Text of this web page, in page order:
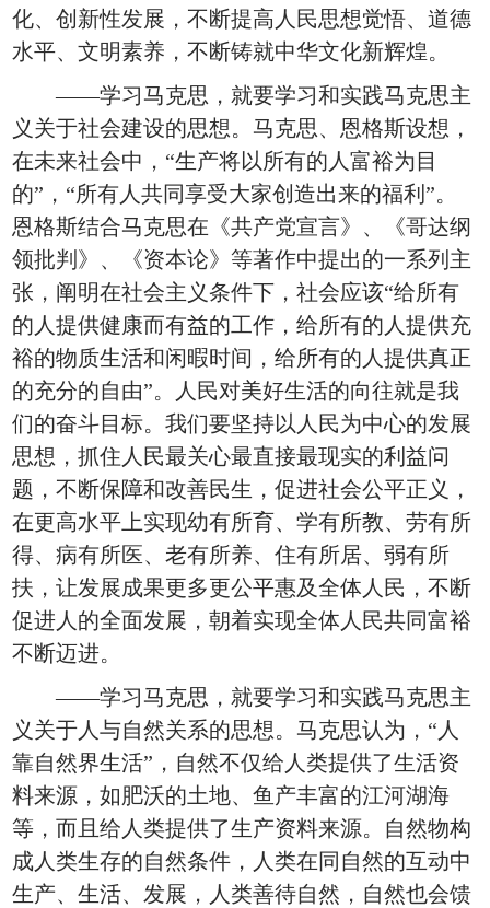
化、创新性发展，不断提高人民思想觉悟、道德
水平、文明素养，不断铸就中华文化新辉煌。
——学习马克思，就要学习和实践马克思主
义关于社会建设的思想。马克思、恩格斯设想，
在未来社会中，“生产将以所有的人富裕为目
的”，“所有人共同享受大家创造出来的福利”。
恩格斯结合马克思在《共产党宣言》、《哥达纲
领批判》、《资本论》等著作中提出的一系列主
张，阐明在社会主义条件下，社会应该“给所有
的人提供健康而有益的工作，给所有的人提供充
裕的物质生活和闲暇时间，给所有的人提供真正
的充分的自由”。人民对美好生活的向往就是我
们的奋斗目标。我们要坚持以人民为中心的发展
思想，抓住人民最关心最直接最现实的利益问
题，不断保障和改善民生，促进社会公平正义，
在更高水平上实现幼有所育、学有所教、劳有所
得、病有所医、老有所养、住有所居、弱有所
扶，让发展成果更多更公平惠及全体人民，不断
促进人的全面发展，朝着实现全体人民共同富裕
不断迈进。
——学习马克思，就要学习和实践马克思主
义关于人与自然关系的思想。马克思认为，“人
靠自然界生活”，自然不仅给人类提供了生活资
料来源，如肥沃的土地、鱼产丰富的江河湖海
等，而且给人类提供了生产资料来源。自然物构
成人类生存的自然条件，人类在同自然的互动中
生产、生活、发展，人类善待自然，自然也会馈